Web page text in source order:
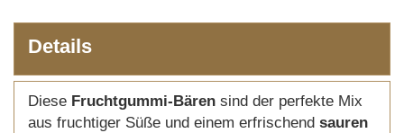
Details
Diese Fruchtgummi-Bären sind der perfekte Mix
aus fruchtiger Süße und einem erfrischend sauren